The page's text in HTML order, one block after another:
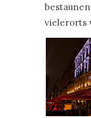
vielerorts